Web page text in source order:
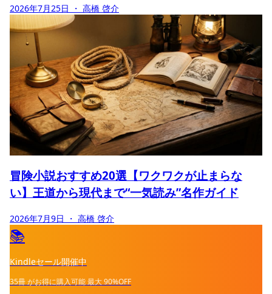
2026年7月25日 ・ 高橋 啓介
冒険小説おすすめ20選【ワクワクが止まらな
い】王道から現代まで“一気読み”名作ガイド
2026年7月9日 ・ 高橋 啓介
📚
Kindleセール開催中
35冊がお得に購入可能最大90%OFF